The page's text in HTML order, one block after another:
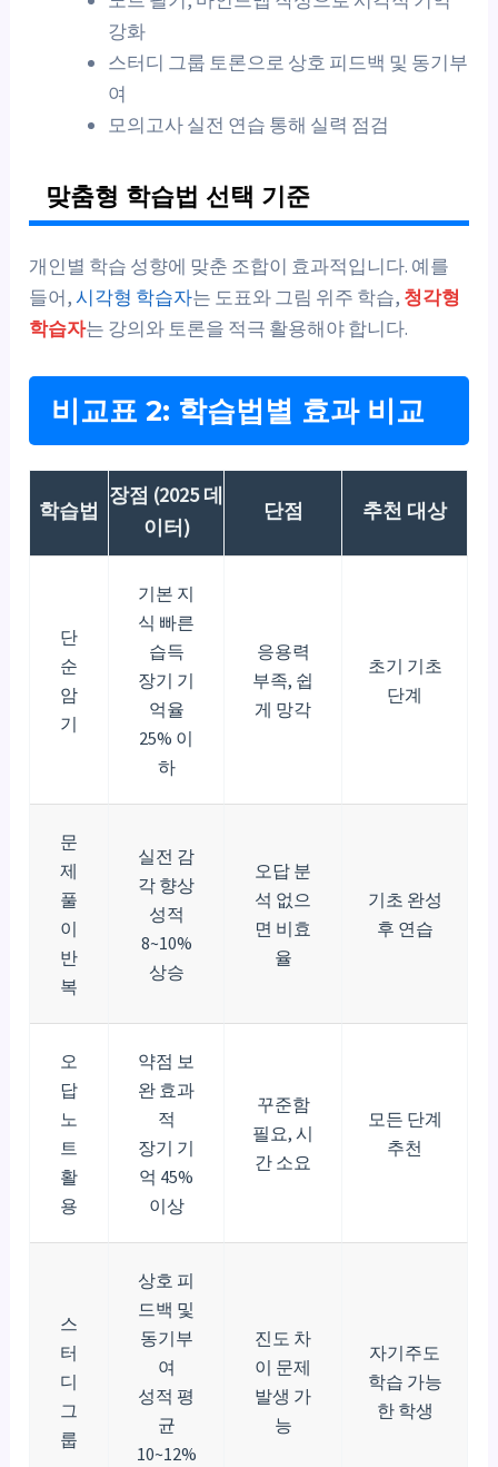
강화
스터디 그룹 토론으로 상호 피드백 및 동기부
여
모의고사 실전 연습 통해 실력 점검
맞춤형 학습법 선택 기준
개인별 학습 성향에 맞춘 조합이 효과적입니다. 예를
들어,시각형 학습자는 도표와 그림 위주 학습, 청각형
학습자는 강의와 토론을 적극 활용해야 합니다.
비교표 2: 학습법별 효과 비교
학습법
장점 (2025 데
이터)
단점 추천 대상
단
순
암
기
기본 지
식 빠른
습득
장기 기
억율
25% 이
하
응용력
부족, 쉽
게 망각
초기 기초
단계
문
제
풀
이
반
복
실전 감
각 향상
성적
8~10%
상승
오답 분
석 없으
면 비효
율
기초 완성
후 연습
오
답
노
트
활
용
약점 보
완 효과
적
장기 기
억 45%
이상
꾸준함
필요, 시
간 소요
모든 단계
추천
스
터
디
그
룹
상호 피
드백 및
동기부
여
성적 평
균
10~12%
진도 차
이 문제
발생 가
능
자기주도
학습 가능
한 학생